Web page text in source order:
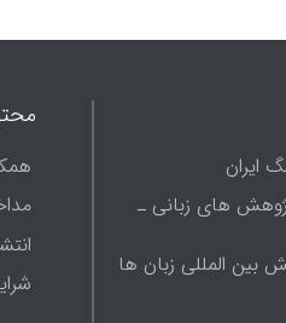
ایران
های زبانی ـ
بین المللی زبان ها